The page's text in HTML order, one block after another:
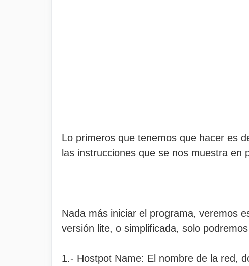
Lo primeros que tenemos que hacer es
las instrucciones que se nos muestra en
Nada más iniciar el programa, veremos
versión lite, o simplificada, solo
1.- Hostpot Name: El nombre de la red,